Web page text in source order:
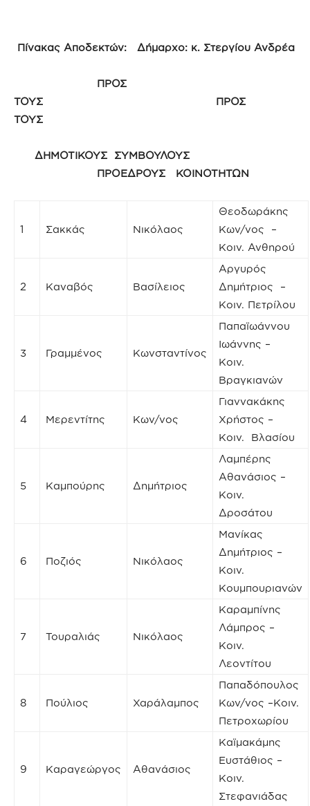
Πίνακας Αποδεκτών: Δήμαρχο: κ. Στεργίου Ανδρέα
ΠΡΟΣ
ΤΟΥΣ ΠΡΟΣ
ΤΟΥΣ
ΔΗΜΟΤΙΚΟΥΣ ΣΥΜΒΟΥΛΟΥΣ
ΠΡΟΕΔΡΟΥΣ ΚΟΙΝΟΤΗΤΩΝ
1 Σακκάς Νικόλαος
Θεοδωράκης
Κων/νος –
Κοιν. Ανθηρού
2 Καναβός Βασίλειος
Αργυρός
Δημήτριος –
Κοιν. Πετρίλου
3 Γραμμένος Κωνσταντίνος
Παπαϊωάννου
Ιωάννης –
Κοιν.
Βραγκιανών
4 Μερεντίτης Κων/νος
Γιαννακάκης
Χρήστος –
Κοιν. Βλασίου
5 Καμπούρης Δημήτριος
Λαμπέρης
Αθανάσιος –
Κοιν.
Δροσάτου
6 Ποζιός Νικόλαος
Μανίκας
Δημήτριος –
Κοιν.
Κουμπουριανών
7 Τουραλιάς Νικόλαος
Καραμπίνης
Λάμπρος –
Κοιν.
Λεοντίτου
8 Πούλιος Χαράλαμπος
Παπαδόπουλος
Κων/νος –Κοιν.
Πετροχωρίου
9 Καραγεώργος Αθανάσιος
Καϊμακάμης
Ευστάθιος –
Κοιν.
Στεφανιάδας